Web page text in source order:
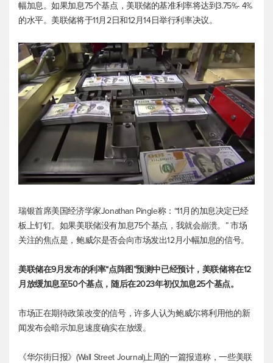
幅加息。如果加息75个基点，美联储的基准利率将达到3.75%- 4%
的水平。美联储将于11月2日和12月14日举行利率决议。
瑞银首席美国经济学家Jonathan Pingle称：“11月的加息决定已经
板上钉钉。如果美联储没有加息75个基点，我就会崩溃。” 市场
关注的焦点是，鲍威尔是否会向市场发出12月小幅加息的信号。
美联储在9月发布的利率“点阵图”预测中已经预计，美联储将在12
月放缓加息至50个基点，随后在2023年初仅加息25个基点。
市场正在期待政策改变的信号，许多人认为鲍威尔将利用他的新
闻发布会暗示加息速度确实在放缓。
《华尔街日报》(Wall Street Journal)上周的一篇报道称，一些美联